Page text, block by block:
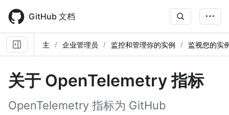
main
content
GitHub 文档
主 企业管理员 监控和管理你的实例 监视您的实
关于 OpenTelemetry 指标
OpenTelemetry 指标为 GitHub